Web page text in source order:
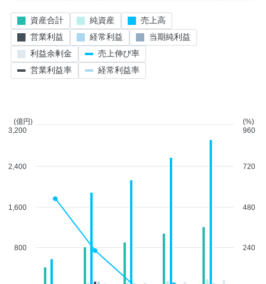
800
1,600
2,400
(億円)
3,200
240
480
720
(%)
960
資産合計 純資産
売上高
営業利益
経常利益
当期純利益
利益余剰金
売上伸び率
営業利益率
経常利益率